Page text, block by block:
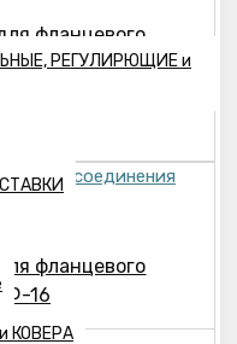
РЕГУЛИРЮЩИЕ и
КОВЕРА
фланцевого
Ф-14
фланцевого
Ф-16